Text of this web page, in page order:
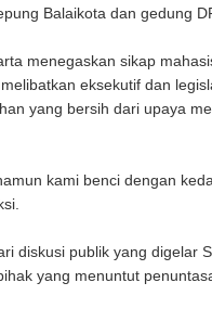
Balaikota dan gedung
menegaskan sikap
eksekutif dan
yang bersih dari upaya
kami benci dengan
diskusi publik yang digelar
yang menuntut